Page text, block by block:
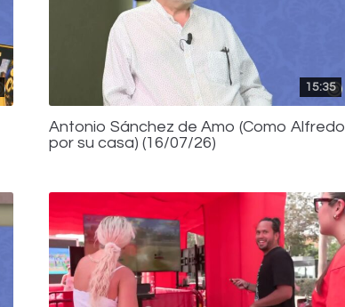
15:35
Antonio Sánchez de Amo (Como Alfredo
por su casa) (16/07/26)